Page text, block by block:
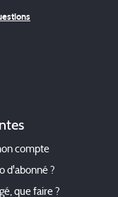
compte
d'abonné ?
que faire ?